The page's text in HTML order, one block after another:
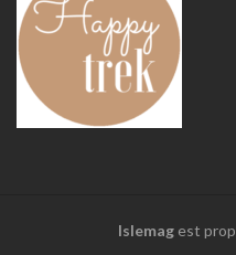
Islemagest